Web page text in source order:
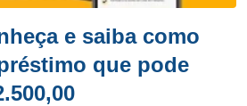
e saiba como
que pode